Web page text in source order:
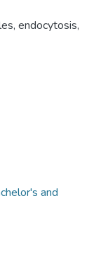
endocytosis,
and